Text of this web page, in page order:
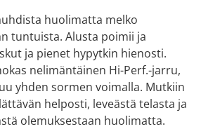
huolimatta melko
tuntuista. Alusta poimii ja
ja pienet hypytkin hienosti.
nelimäntäinen Hi-Perf.-jarru,
yhden sormen voimalla. Mutkiin
helposti, leveästä telasta ja
olemuksestaan huolimatta.